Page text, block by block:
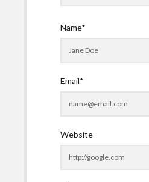
Name*
Email*
Website